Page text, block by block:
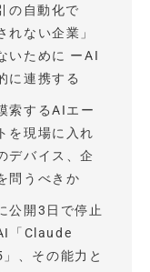
の自動化で
れない企業」
いために ーAI
に連携する
索するAIエー
を現場に入れ
デバイス、企
問うべきか
公開3日で停止
「Claude
、その能力と